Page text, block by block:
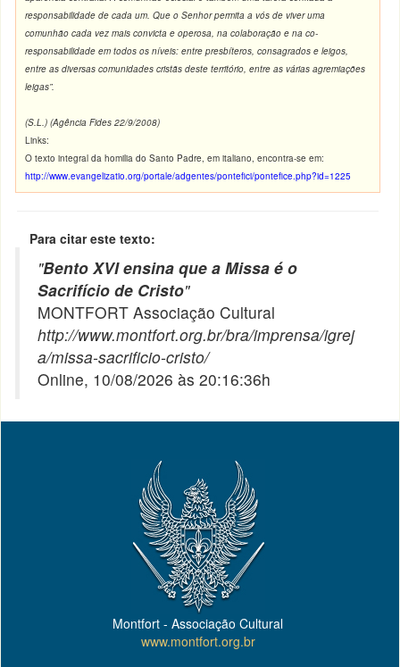
responsabilidade de cada um. Que o Senhor permita a vós de viver uma
comunhão cada vez mais convicta e operosa, na colaboração e na co-
responsabilidade em todos os níveis: entre presbíteros, consagrados e leigos,
entre as diversas comunidades cristãs deste território, entre as várias agremiações
leigas”.
(S.L.) (Agência Fides 22/9/2008)
Links:
O texto integral da homilia do Santo Padre, em italiano, encontra-se em:
http://www.evangelizatio.org/portale/adgentes/pontefici/pontefice.php?id=1225
Para citar este texto:
"Bento XVI ensina que a Missa é o
Sacrifício de Cristo"
MONTFORT Associação Cultural
http://www.montfort.org.br/bra/imprensa/igrej
a/missa-sacrificio-cristo/
Online, 10/08/2026 às 20:16:36h
Montfort - Associação Cultural
www.montfort.org.br